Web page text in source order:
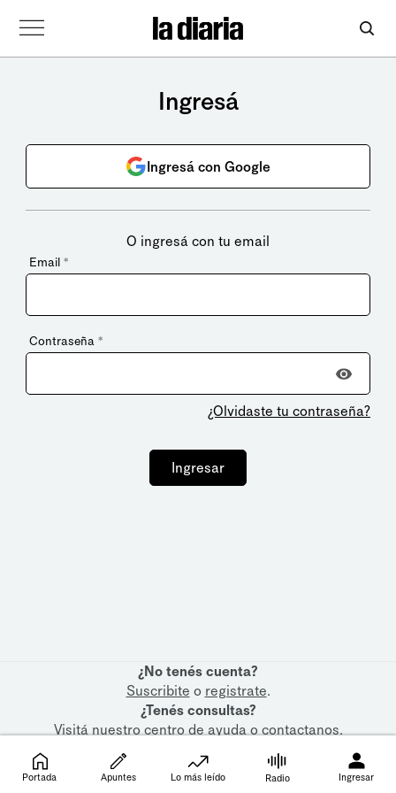
Ingresá
Ingresá con Google
O ingresá con tu email
Email *
Contraseña *
¿Olvidaste tu contraseña?
Ingresar
¿No tenés cuenta?
Suscribite o registrate.
¿Tenés consultas?
Visitá nuestrocentro de ayudaocontactanos.
Portada Apuntes Lo más leído Radio Ingresar